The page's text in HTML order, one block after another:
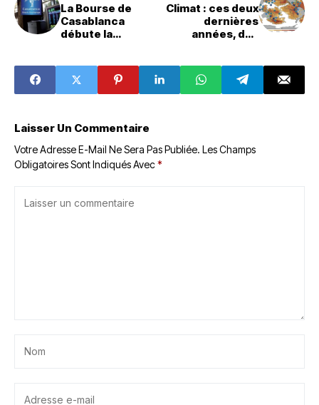
La Bourse de
Casablanca
débute la
Climat : ces deux
dernières
années, des
record ont
ravagé les
océans d'après
Laisser Un Commentaire
Votre Adresse E-Mail Ne Sera Pas Publiée. Les Champs
Obligatoires Sont Indiqués Avec*